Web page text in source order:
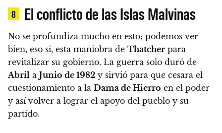
8 El conflicto de las Islas Malvinas
No se profundiza mucho en esto; podemos ver
bien, eso sí, esta maniobra de Thatcher para
revitalizar su gobierno. La guerra solo duró de
Abril a Junio de 1982 y sirvió para que cesara el
cuestionamiento a la Dama de Hierro en el poder
y así volver a lograr el apoyo del pueblo y su
partido.